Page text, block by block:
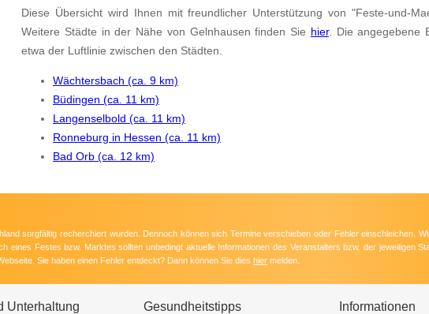
Diese Übersicht wird Ihnen mit freundlicher Unterstützung von "Feste-und-
Weitere Städte in der Nähe von Gelnhausen finden Sie hier. Die angegebene
etwa der Luftlinie zwischen den Städten.
Wächtersbach (ca. 9 km)
Büdingen (ca. 11 km)
Langenselbold (ca. 11 km)
Ronneburg in Hessen (ca. 11 km)
Bad Orb (ca. 12 km)
sorgfältig recherchiert wurden. Dennoch können sich Termine verschieben oder Fehler einschleichen.
eines Festes bzw. Marktes sollten unbedingt aktuelle Informationen des Veranstalters bzw. der jeweiligen
Sie haben einen Fehler entdeckt? Dann können Sie dies hier melden.
Unterhaltung Gesundheitstipps Informationen